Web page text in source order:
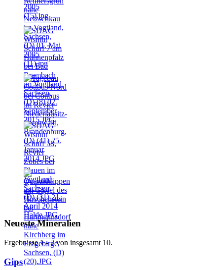
Neueste Mineralien
Ergebnisse 1 - 2 von insgesamt 10.
Gips